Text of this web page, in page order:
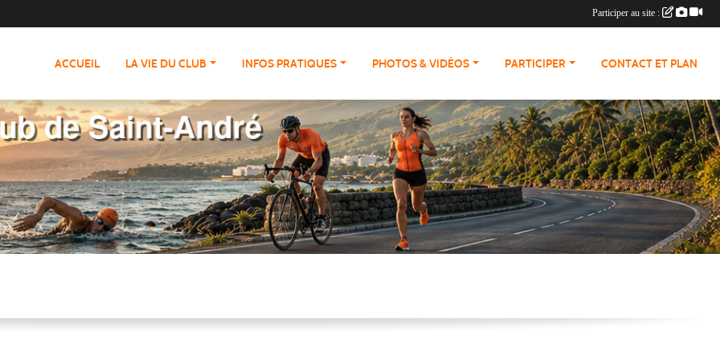
ACCUEIL LA VIE DU CLUB INFOS PRATIQUES PHOTOS & VIDÉOS PARTICIPER CONTACT ET PLAN
Participer au site :